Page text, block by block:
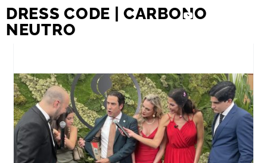
DRESS CODE | CARBONO
NEUTRO